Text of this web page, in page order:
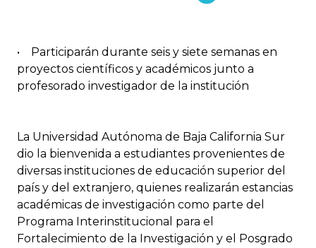
• Participarán durante seis y siete semanas en
proyectos científicos y académicos junto a
profesorado investigador de la institución
La Universidad Autónoma de Baja California Sur
dio la bienvenida a estudiantes provenientes de
diversas instituciones de educación superior del
país y del extranjero, quienes realizarán estancias
académicas de investigación como parte del
Programa Interinstitucional para el
Fortalecimiento de la Investigación y el Posgrado